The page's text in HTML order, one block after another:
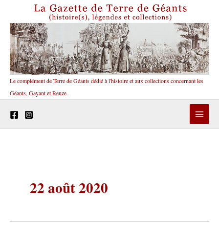
contenu
Le complément de Terre de Géants dédié à l'histoire et aux collections concernant les
Géants, Gayant et Reuze.
22 août 2020